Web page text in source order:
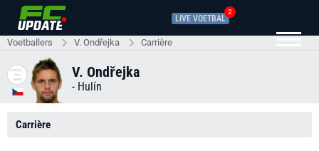
LIVE VOETBAL
2
Voetballers V. Ondřejka Carrière
V. Ondřejka
- Hulín
Carrière